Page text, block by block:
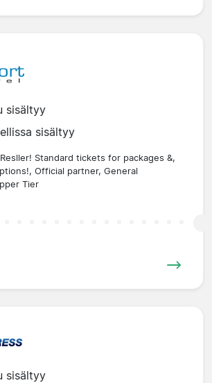
sisältyy
sisältyy
Standard tickets for packages &,
Official partner, General
Tier
sisältyy